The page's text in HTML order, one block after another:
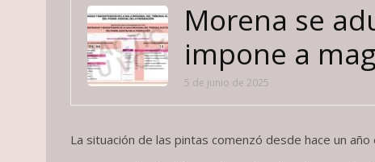
Morena se
impone a
5 de junio de 2025
La situación de las pintas comenzó desde hace un